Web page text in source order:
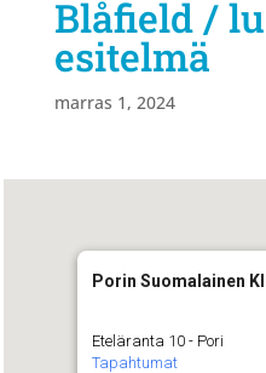
Blåfield /
esitelmä
marras 1, 2024
Porin Suomalainen
Eteläranta 10 - Pori
Tapahtumat